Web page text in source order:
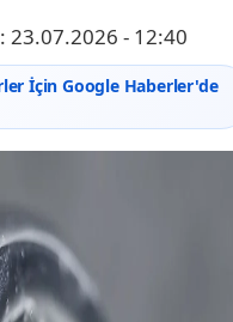
23.07.2026 - 12:40
İçin Google Haberler'de